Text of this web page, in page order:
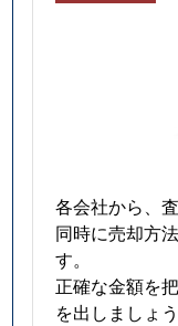
各会社から、
同時に売却方
す。
正確な金額を
を出しましょう